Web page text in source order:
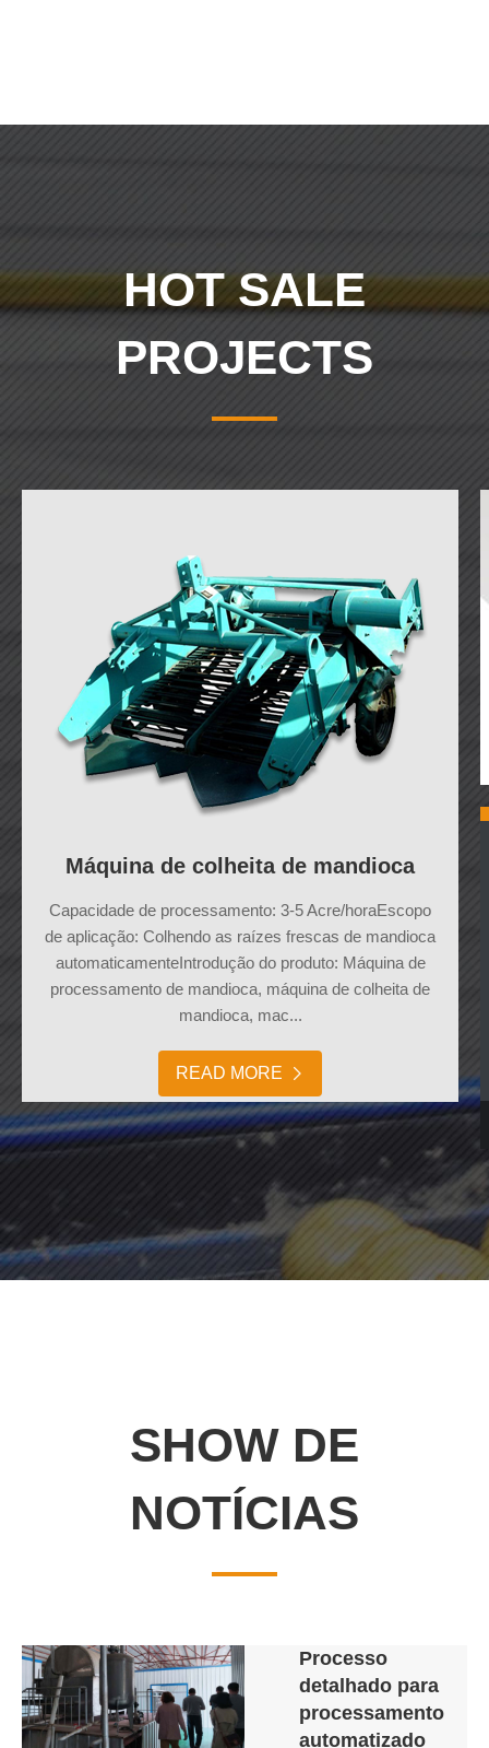
HOT SALE
PROJECTS
Máquina de colheita de mandioca
Capacidade de processamento: 3-5 Acre/horaEscopo
de aplicação: Colhendo as raízes frescas de mandioca
automaticamenteIntrodução do produto: Máquina de
processamento de mandioca, máquina de colheita de
mandioca, mac...
READ MORE 
SHOW DE
NOTÍCIAS
Processo
detalhado para
processamento
automatizado